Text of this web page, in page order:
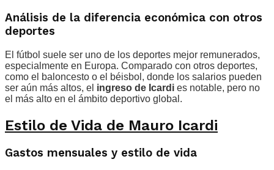
Análisis de la diferencia económica con otros
deportes
El fútbol suele ser uno de los deportes mejor remunerados,
especialmente en Europa. Comparado con otros deportes,
como el baloncesto o el béisbol, donde los salarios pueden
ser aún más altos, el ingreso de Icardi es notable, pero no
el más alto en el ámbito deportivo global.
Estilo de Vida de Mauro Icardi
Gastos mensuales y estilo de vida